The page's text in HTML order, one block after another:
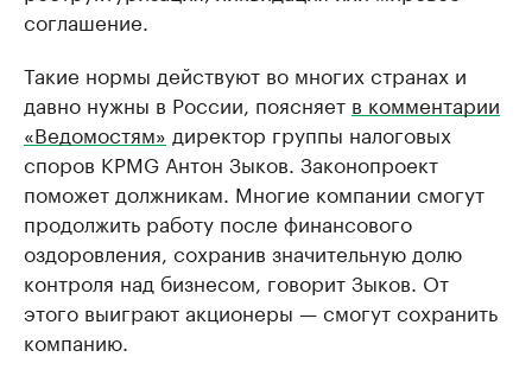
соглашение.
Такие нормы действуют во многих странах и
давно нужны в России, поясняет в комментарии
«Ведомостям» директор группы налоговых
споров KPMG Антон Зыков. Законопроект
поможет должникам. Многие компании смогут
продолжить работу после финансового
оздоровления, сохранив значительную долю
контроля над бизнесом, говорит Зыков. От
этого выиграют акционеры — смогут сохранить
компанию.